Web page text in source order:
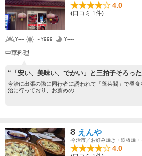
4.0
(口コミ 1件)
¥---- ～¥999 ¥----
中華料理
“「安い、美味い、でかい」と三拍子そろっ
今治に出張の際に同行者に誘われて「蓬莱閣」で昼
治に行っており、お薦めの...
8 えんや
今治市／お好み焼き・鉄板焼・
4.0